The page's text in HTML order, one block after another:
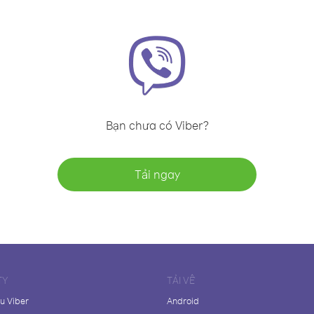
Bạn chưa có Viber?
Tải ngay
Viber
TẢI VỀ
Android